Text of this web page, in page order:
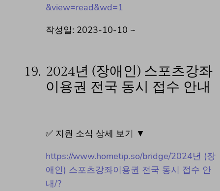
&view=read&wd=1
작성일: 2023-10-10 ~
19. 2024년 (장애인) 스포츠강좌
이용권 전국 동시 접수 안내
✅ 지원 소식 상세 보기 ▼
https://www.hometip.so/bridge/2024년 (장
애인) 스포츠강좌이용권 전국 동시 접수 안
내/?